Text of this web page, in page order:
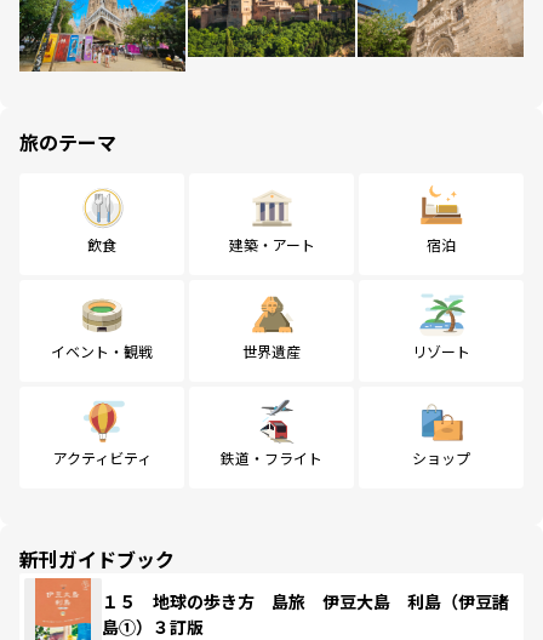
旅のテーマ
飲食 建築・アート 宿泊
イベント・観戦 世界遺産 リゾート
アクティビティ 鉄道・フライト ショップ
新刊ガイドブック
１５ 地球の歩き方 島旅 伊豆大島 利島（伊豆諸
島①）３訂版